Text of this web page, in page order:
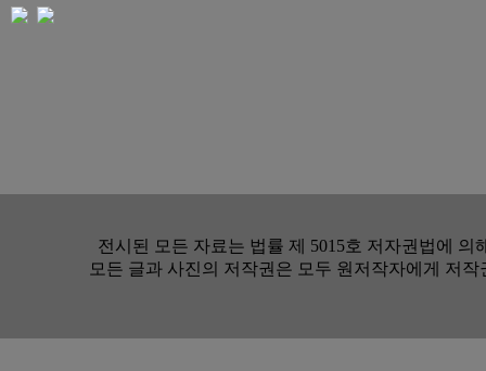
전시된 모든 자료는 법률 제 5015호 저자권법에
모든 글과 사진의 저작권은 모두 원저작자에게 저작